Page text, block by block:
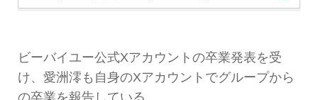
ビーバイユー公式Xアカウントの卒業発表を受
け、愛洲澪も自身のXアカウントでグループから
の卒業を報告している。